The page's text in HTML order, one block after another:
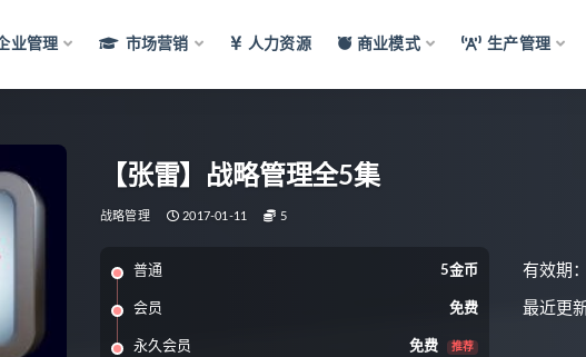
业管理 市场营销 人力资源 商业模式 生产管理
【张雷】战略管理全5集
战略管理 2017-01-11 5
普通 5金币
会员 免费
永久会员 免费 推荐
有效期
最近更